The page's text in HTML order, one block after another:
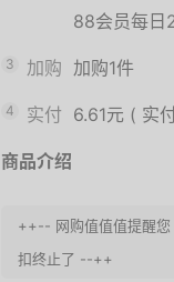
88会员每日2
3 加购 加购1件
4 实付 6.61元 ( 实
商品介绍
++-- 网购值值值提醒您
扣终止了 --++